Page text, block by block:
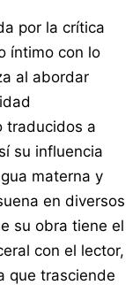
por la crítica
íntimo con lo
al abordar
traducidos a
su influencia
materna y
en diversos
su obra tiene el
con el lector,
que trasciende